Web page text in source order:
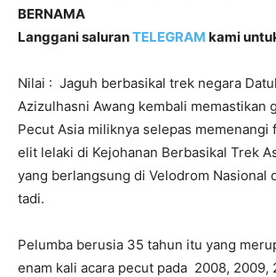
BERNAMA
Langgani saluranTELEGRAM kami
Nilai : Jaguh berbasikal trek negara
Azizulhasni Awang kembali memastikan
Pecut Asia miliknya selepas memenangi
elit lelaki di Kejohanan Berbasikal Trek
yang berlangsung di Velodrom Nasional
tadi.
Pelumba berusia 35 tahun itu yang
enam kali acara pecut pada 2008, 2009,